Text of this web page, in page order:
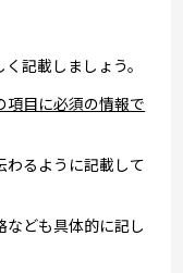
く記載しましょう。
項目に必須の情報で
わるように記載して
なども具体的に記し